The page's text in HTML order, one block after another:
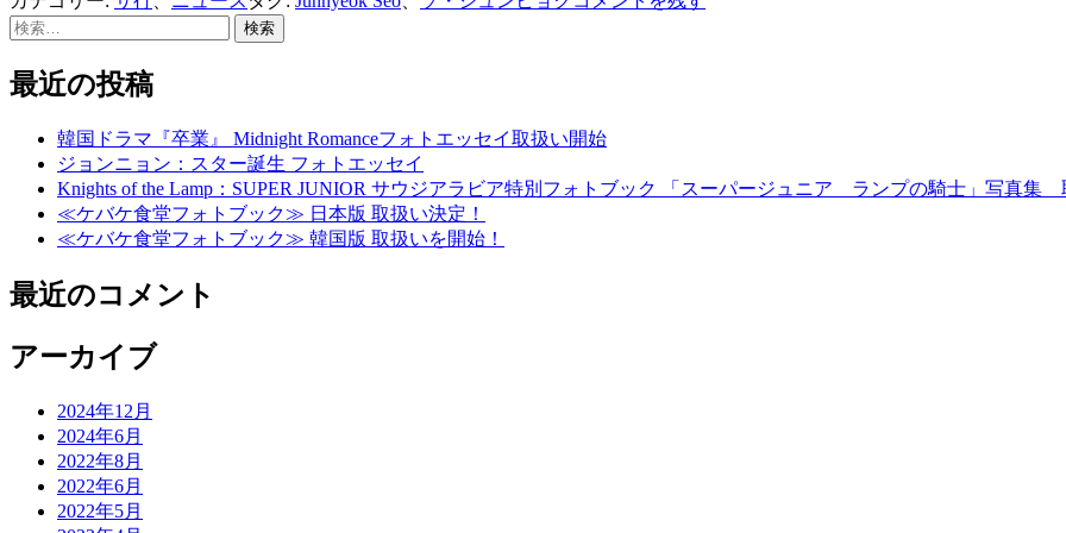
検
最近の投稿
韓国ドラマ『卒業』 Midnight Romanceフォトエッセイ取扱い開始
ジョンニョン：スター誕生 フォトエッセイ
Knights of the Lamp：SUPER JUNIOR サウジアラビア特別フォトブック 「スーパージュニア ランプの騎士」写真集
≪ケバケ食堂フォトブック≫ 日本版 取扱い決定！
≪ケバケ食堂フォトブック≫ 韓国版 取扱いを開始！
最近のコメント
アーカイブ
2024年12月
2024年6月
2022年8月
2022年6月
2022年5月